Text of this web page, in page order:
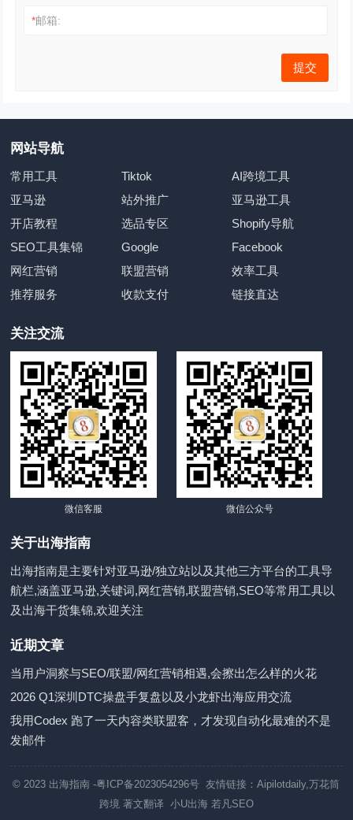
*邮箱:
网站导航
常用工具 Tiktok
AI跨境工具
亚马逊
站外推广
亚马逊工具
开店教程
选品专区
Shopify导航
SEO工具集锦
Google
Facebook
网红营销
联盟营销
效率工具
推荐服务
收款支付 链接直达
关注交流
微信客服 微信公众号
关于出海指南
出海指南是主要针对亚马逊/独立站以及其他三方平台的工具导
航栏,涵盖亚马逊,关键词,网红营销,联盟营销,SEO等常用工具以
及出海干货集锦,欢迎关注
近期文章
当用户洞察与SEO/联盟/网红营销相遇,会擦出怎么样的火花
2026 Q1深圳DTC操盘手复盘以及小龙虾出海应用交流
我用Codex 跑了一天内容类联盟客，才发现自动化最难的不是
发邮件
© 2023 出海指南 -粤ICP备2023054296号 友情链接：Aipilotdaily,万花筒
跨境 著文翻译 小U出海 若凡SEO